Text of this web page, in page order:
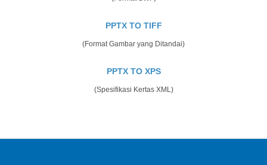
PPTX TO TIFF
(Format Gambar yang Ditandai)
PPTX TO XPS
(Spesifikasi Kertas XML)